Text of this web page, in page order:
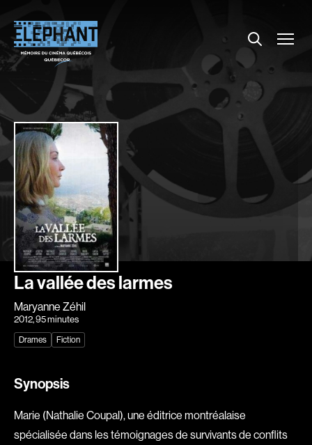
Menu
Explorer le répertoire
Projections
Entrevues
Nouvelles
À propos
Dossiers
Comment louer un film ?
Contact
FAQ
About us
Explorer par
Action
Animation
Art
Aventure
Biographiques
La vallée des larmes
Maryanne Zéhil
2012, 95 minutes
Drames Fiction
Synopsis
Marie (Nathalie Coupal), une éditrice montréalaise
spécialisée dans les témoignages de survivants de conflits